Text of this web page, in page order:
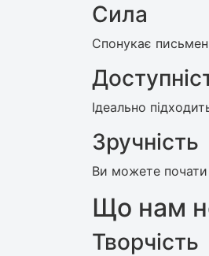
Сила
Спонукає
Ідеально
Зручність
Ви можете почати
Що нам
Творчість